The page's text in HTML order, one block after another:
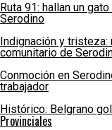
Ruta 91: hallan un
Serodino
Indignación y
comunitario de
Conmoción en
trabajador
Histórico: Belgrano
Provinciales